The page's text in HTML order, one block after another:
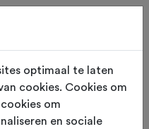
optimaal te laten
cookies. Cookies om
om
en sociale